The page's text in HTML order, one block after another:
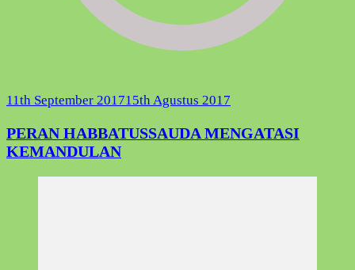
11th September 201715th Agustus 2017
PERAN HABBATUSSAUDA MENGATASI
KEMANDULAN